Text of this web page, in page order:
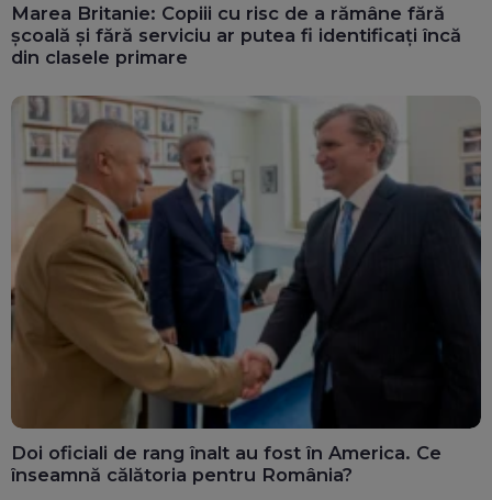
Marea Britanie: Copiii cu risc de a rămâne fără
școală și fără serviciu ar putea fi identificați încă
din clasele primare
Doi oficiali de rang înalt au fost în America. Ce
înseamnă călătoria pentru România?